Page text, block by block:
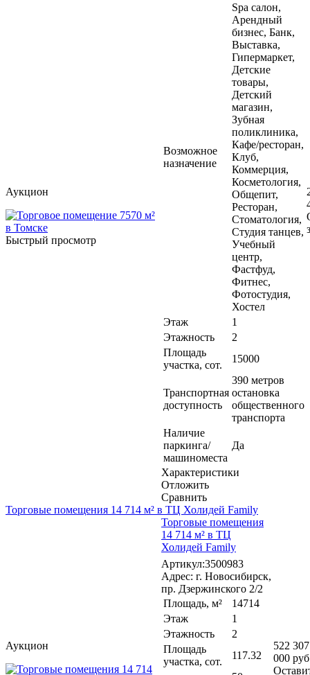
Аукцион
Быстрый просмотр
Возможное
назначение
Spa салон,
Арендный
бизнес, Банк,
Выставка,
Гипермаркет,
Детские
товары,
Детский
магазин,
Зубная
поликлиника,
Кафе/ресторан,
Клуб,
Коммерция,
Косметология,
Общепит,
Ресторан,
Стоматология,
Студия танцев,
Учебный
центр,
Фастфуд,
Фитнес,
Фотостудия,
Хостел
Этаж
1
Этажность
2
Площадь
участка, сот.
15000
Транспортная
доступность
390 метров
остановка
общественного
транспорта
Наличие
паркинга/
машиноместа
Да
Характеристики
Отложить
Сравнить
Торговые помещения 14 714 м² в ТЦ Холидей Family
Аукцион
Торговые помещения
14 714 м² в ТЦ
Холидей Family
Артикул:3500983
Адрес: г. Новосибирск,
пр. Дзержинского 2/2
Площадь, м²
14714
Этаж
1
Этажность
2
Площадь
участка, сот.
117.32
522 307
000